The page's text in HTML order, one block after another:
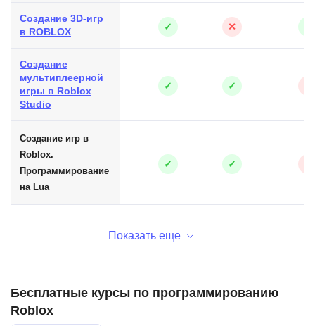
Создание 3D‑игр
в ROBLOX
✓ ✕
Создание
мультиплеерной
игры в Roblox
Studio
✓ ✓
Создание игр в
Roblox.
Программирование
на Lua
✓ ✓
Показать еще
Бесплатные курсы по программированию
Roblox